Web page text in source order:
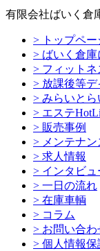
有限会社ばいく倉
> トップペー
> ばいく倉庫
> フィットネ
> 放課後等
> みらいと
> エステ
> 販売事例
> メンテナン
> 求人情報
> インタビュ
> 一日の流れ
> 在庫車輌
> コラム
> お問い合わ
> 個人情報保